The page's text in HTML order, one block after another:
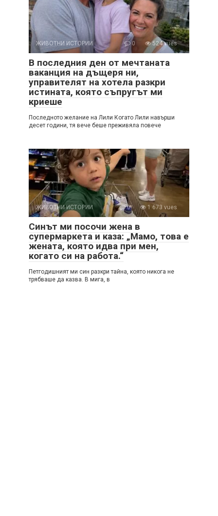
ЖИВОТНИ ИСТОРИИ 0 524 vues
В последния ден от мечтаната
ваканция на дъщеря ни,
управителят на хотела разкри
истината, която съпругът ми
криеше
Последното желание на Лили Когато Лили навърши
десет години, тя вече беше преживяла повече
ЖИВОТНИ ИСТОРИИ 0 1 673 vues
Синът ми посочи жена в
супермаркета и каза: „Мамо, това е
жената, която идва при мен,
когато си на работа.“
Петгодишният ми син разкри тайна, която никога не
трябваше да казва. В мига, в